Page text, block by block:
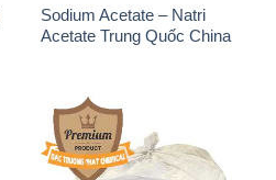
Sodium Acetate – Natri
Acetate Trung Quốc China